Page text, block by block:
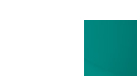
de